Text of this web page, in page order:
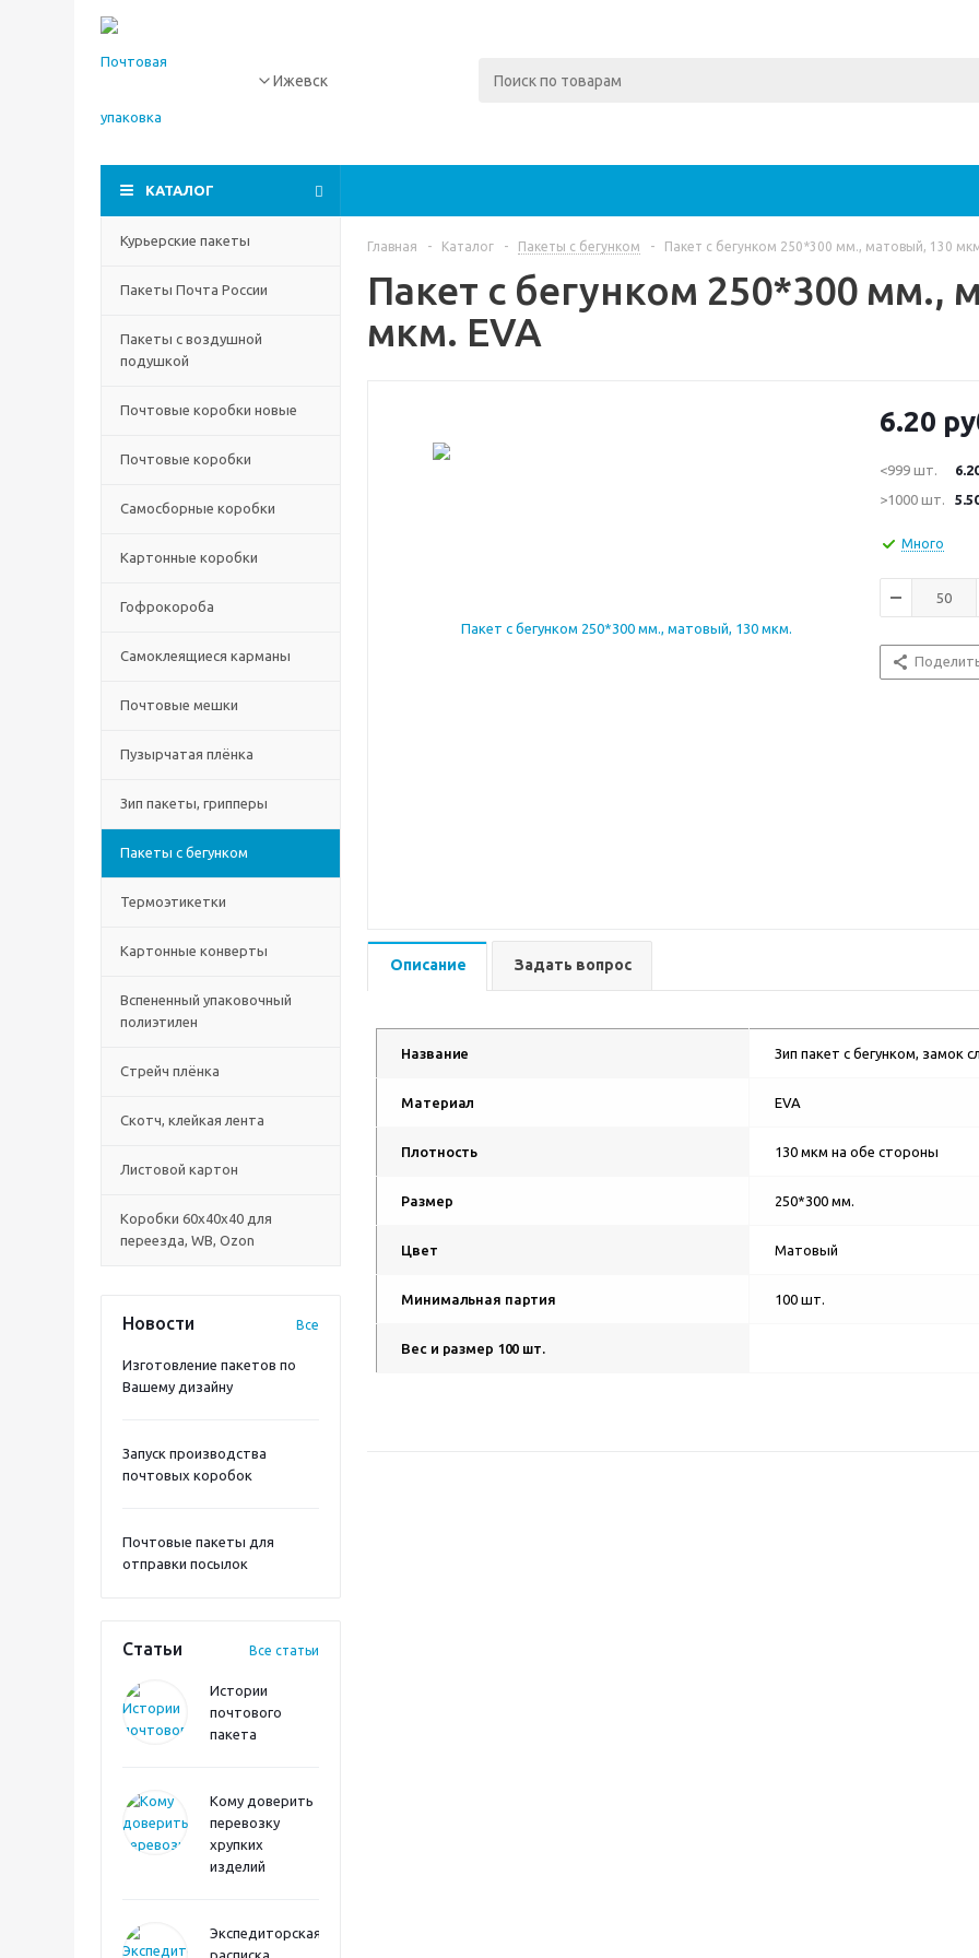
Ижевск
КАТАЛОГ
Курьерские пакеты
Пакеты Почта России
Пакеты с воздушной
подушкой
Почтовые коробки новые
Почтовые коробки
Самосборные коробки
Картонные коробки
Гофрокороба
Самоклеящиеся карманы
Почтовые мешки
Пузырчатая плёнка
Зип пакеты, грипперы
Пакеты с бегунком
Термоэтикетки
Картонные конверты
Вспененный упаковочный
полиэтилен
Стрейч плёнка
Скотч, клейкая лента
Листовой картон
Коробки 60х40х40 для
переезда, WB, Ozon
Новости Все
Изготовление пакетов по
Вашему дизайну
Запуск производства
почтовых коробок
Почтовые пакеты для
отправки посылок
Статьи Все статьи
Истории
почтового
пакета
Кому доверить
перевозку
хрупких
изделий
Экспедиторская
расписка
Главная - Каталог - Пакеты с бегунком - Пакет с бегунком 250*300 мм., матовый, 130
Пакет с бегунком 250*300 мм.,
мкм. EVA
6.20
<999 шт.
>1000 шт.
Много
Описание Задать вопрос
Название Зип пакет с бегунком, замок
Материал EVA
Плотность 130 мкм на обе стороны
Размер 250*300 мм.
Цвет Матовый
Минимальная партия 100 шт.
Вес и размер 100 шт.